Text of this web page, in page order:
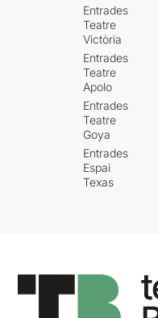
Entrades
Teatre
Victòria
Entrades
Teatre
Apolo
Entrades
Teatre
Goya
Entrades
Espai
Texas